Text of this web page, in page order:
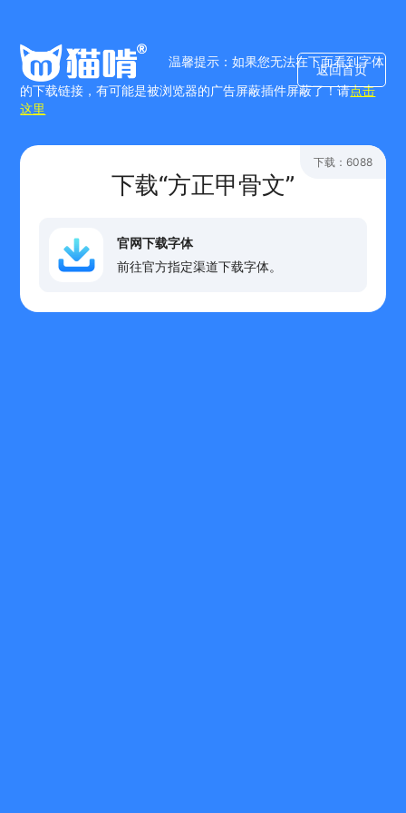
温馨提示：如果您无法在下面看到字体
的下载链接，有可能是被浏览器的广告屏蔽插件屏蔽了！请点击
这里
返回首页
下载“方正甲骨文”
下载：6088
官网下载字体
前往官方指定渠道下载字体。